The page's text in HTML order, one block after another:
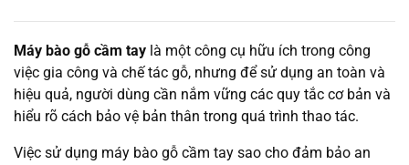
Máy bào gỗ cầm tay là một công cụ hữu ích trong công
việc gia công và chế tác gỗ, nhưng để sử dụng an toàn và
hiệu quả, người dùng cần nắm vững các quy tắc cơ bản và
hiểu rõ cách bảo vệ bản thân trong quá trình thao tác.
Việc sử dụng máy bào gỗ cầm tay sao cho đảm bảo an